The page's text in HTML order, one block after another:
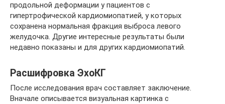
продольной деформации у пациентов с
гипертрофической кардиомиопатией, у которых
сохранена нормальная фракция выброса левого
желудочка. Другие интересные результаты были
недавно показаны и для других кардиомиопатий.
Расшифровка ЭхоКГ
После исследования врач составляет заключение.
Вначале описывается визуальная картинка с